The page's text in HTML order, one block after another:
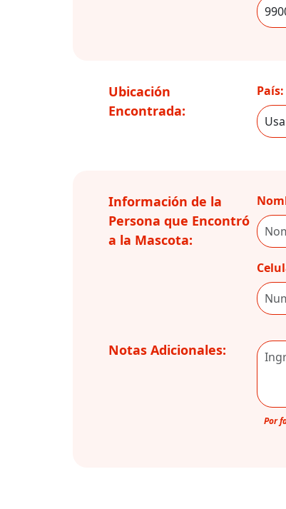
Ubicación
Encontrada:
País:
Información de la
Persona que Encontró
a la Mascota:
Notas Adicionales:
Por